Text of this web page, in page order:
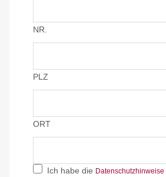
NR.
PLZ
ORT
Ich habe die Datenschutzhinweise